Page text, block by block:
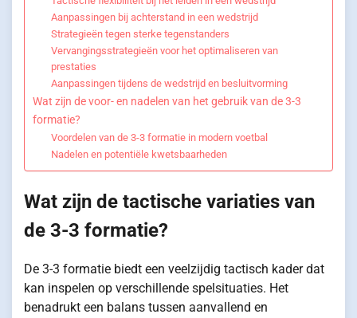
Aanpassingen bij achterstand in een wedstrijd
Strategieën tegen sterke tegenstanders
Vervangingsstrategieën voor het optimaliseren van
prestaties
Aanpassingen tijdens de wedstrijd en besluitvorming
Wat zijn de voor- en nadelen van het gebruik van de 3-3
formatie?
Voordelen van de 3-3 formatie in modern voetbal
Nadelen en potentiële kwetsbaarheden
Wat zijn de tactische variaties van
de 3-3 formatie?
De 3-3 formatie biedt een veelzijdig tactisch kader dat
kan inspelen op verschillende spelsituaties. Het
benadrukt een balans tussen aanvallend en